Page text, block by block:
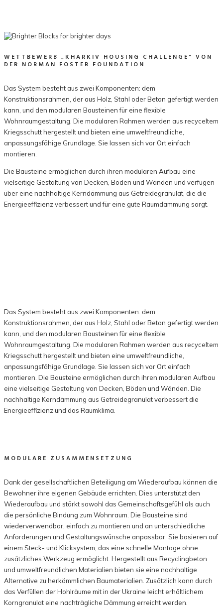
WETTBEWERB „KHARKIV HOUSING CHALLENGE“ VON
DER NORMAN FOSTER FOUNDATION
Das System besteht aus zwei Komponenten: dem
Konstruktionsrahmen, der aus Holz, Stahl oder Beton gefertigt werden
kann, und den modularen Bausteinen für eine flexible
Wohnraumgestaltung. Die modularen Rahmen werden aus recyceltem
Kriegsschutt hergestellt und bieten eine umweltfreundliche,
anpassungsfähige Grundlage. Sie lassen sich vor Ort einfach
montieren.
Die Bausteine ​​ermöglichen durch ihren modularen Aufbau eine
vielseitige Gestaltung von Decken, Böden und Wänden und verfügen
über eine nachhaltige Kerndämmung aus Getreidegranulat, die die
Energieeffizienz verbessert und für eine gute Raumdämmung sorgt.
Das System besteht aus zwei Komponenten: dem
Konstruktionsrahmen, der aus Holz, Stahl oder Beton gefertigt werden
kann, und den modularen Bausteinen für eine flexible
Wohnraumgestaltung. Die modularen Rahmen werden aus recyceltem
Kriegsschutt hergestellt und bieten eine umweltfreundliche,
anpassungsfähige Grundlage. Sie lassen sich vor Ort einfach
montieren. Die Bausteine ​​ermöglichen durch ihren modularen Aufbau
eine vielseitige Gestaltung von Decken, Böden und Wänden. Die
nachhaltige Kerndämmung aus Getreidegranulat verbessert die
Energieeffizienz und das Raumklima.
MODULARE ZUSAMMENSETZUNG
Dank der gesellschaftlichen Beteiligung am Wiederaufbau können die
Bewohner ihre eigenen Gebäude errichten. Dies unterstützt den
Wiederaufbau und stärkt sowohl das Gemeinschaftsgefühl als auch
die persönliche Bindung zum Wohnraum. Die Bausteine ​​sind
wiederverwendbar, einfach zu montieren und an unterschiedliche
Anforderungen und Gestaltungswünsche anpassbar. Sie basieren auf
einem Steck- und Klicksystem, das eine schnelle Montage ohne
zusätzliches Werkzeug ermöglicht. Hergestellt aus Recyclingbeton
und umweltfreundlichen Materialien bieten sie eine nachhaltige
Alternative zu herkömmlichen Baumaterialien. Zusätzlich kann durch
das Verfüllen der Hohlräume mit in der Ukraine leicht erhältlichem
Korngranulat eine nachträgliche Dämmung erreicht werden.